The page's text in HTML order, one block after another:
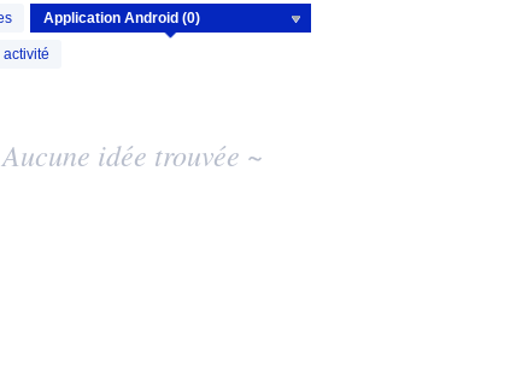
activité
idée trouvée ~